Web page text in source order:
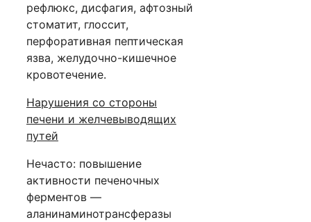
рефлюкс, дисфагия, афтозный
стоматит, глоссит,
перфоративная пептическая
язва, желудочно-кишечное
кровотечение.
Нарушения со стороны
печени и желчевыводящих
путей
Нечасто: повышение
активности печеночных
ферментов —
аланинаминотрансферазы